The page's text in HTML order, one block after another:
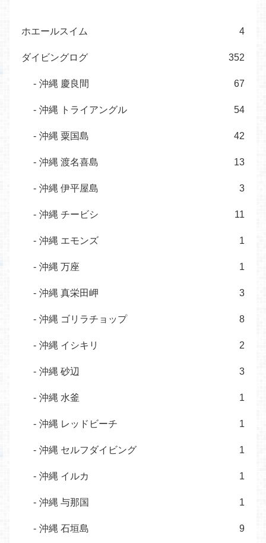
ホエールスイム 4
ダイビングログ 352
沖縄 慶良間 67
沖縄 トライアングル 54
沖縄 粟国島 42
沖縄 渡名喜島 13
沖縄 伊平屋島 3
沖縄 チービシ 11
沖縄 エモンズ 1
沖縄 万座 1
沖縄 真栄田岬 3
沖縄 ゴリラチョップ 8
沖縄 イシキリ 2
沖縄 砂辺 3
沖縄 水釜 1
沖縄 レッドビーチ 1
沖縄 セルフダイビング 1
沖縄 イルカ 1
沖縄 与那国 1
沖縄 石垣島 9